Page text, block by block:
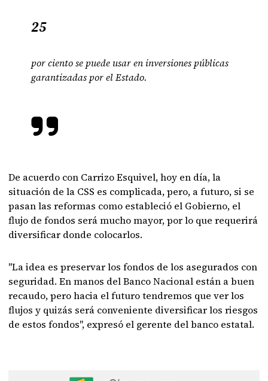
25
por ciento se puede usar en inversiones públicas
garantizadas por el Estado.
De acuerdo con Carrizo Esquivel, hoy en día, la
situación de la CSS es complicada, pero, a futuro, si se
pasan las reformas como estableció el Gobierno, el
flujo de fondos será mucho mayor, por lo que requerirá
diversificar donde colocarlos.
"La idea es preservar los fondos de los asegurados con
seguridad. En manos del Banco Nacional están a buen
recaudo, pero hacia el futuro tendremos que ver los
flujos y quizás será conveniente diversificar los riesgos
de estos fondos", expresó el gerente del banco estatal.